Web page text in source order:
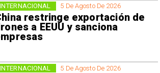
5 De Agosto De 2026
restringe exportación de
a EEUU y sanciona
INTERNACIONAL
5 De Agosto De 2026
INTERNACIONAL